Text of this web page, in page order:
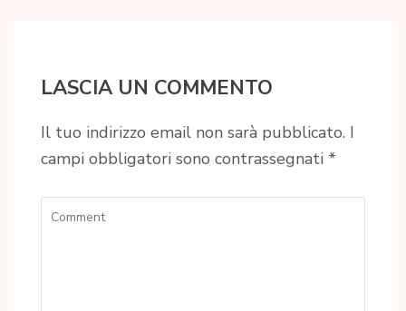
LASCIA UN COMMENTO
Il tuo indirizzo email non sarà pubblicato. I
campi obbligatori sono contrassegnati *
Comment